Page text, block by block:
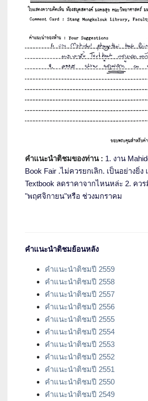
คำแนะนำติชมของท่าน : 1. งาน
Book Fair .ไม่ควรยกเลิก. เป็นอย่างยิ่ง
Textbook ลดราคาจากไหนหล่ะ 2. คว
"พฤศจิกายน"หรือ ช่วงมกราคม
คำแนะนำติชมย้อนหลัง
คำแนะนำติชมปี 2559
คำแนะนำติชมปี 2558
คำแนะนำติชมปี 2557
คำแนะนำติชมปี 2556
คำแนะนำติชมปี 2555
คำแนะนำติชมปี 2554
คำแนะนำติชมปี 2553
คำแนะนำติชมปี 2552
คำแนะนำติชมปี 2551
คำแนะนำติชมปี 2550
คำแนะนำติชมปี 2549